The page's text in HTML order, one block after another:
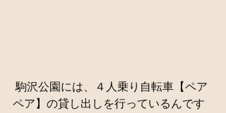
ペア】の貸し出しを行っているんです